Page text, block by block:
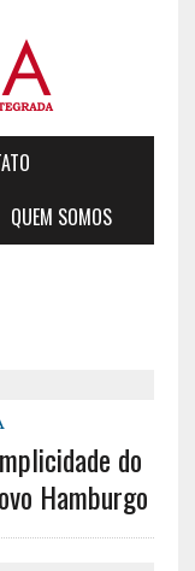
QUEM SOMOS
do
Hamburgo